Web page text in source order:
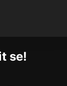
se!